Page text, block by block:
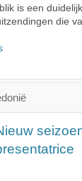
is een
die